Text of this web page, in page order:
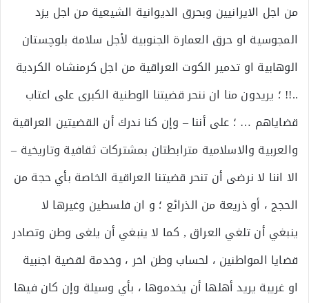
من اجل الايرانيين وبحرق الديوانية الشيعية من اجل يزد
المجوسية او حرق العمارة الجنوبية لأجل سلامة بلوچستان
الوهابية او تدمير الكوت العراقية من اجل كرمنشاه الكردية
..!! ؛ يريدون منا ان ننحر قضيتنا الوطنية الكبرى على اعتاب
قضاياهم … ؛ على أننا – وإن كنا ندرك أن القضيتين العراقية
والعربية والاسلامية مترابطتان بمشتركات ثقافية وتاريخية –
الا اننا لا نرضى أن تنحر قضيتنا العراقية الخاصة بأي حجة من
الحجج ، أو ذريعة من الذرائع ؛ و ان فلسطين وغيرها لا
ينبغي أن تلغي العراق , كما لا ينبغي أن يلغى وطن وتصادر
قضايا المواطنين ، لحساب وطن اخر ، وخدمة لقضية اجنبية
او غريبة يريد أهلها أن يخدموها ، بأي وسيلة وإن كان فيها